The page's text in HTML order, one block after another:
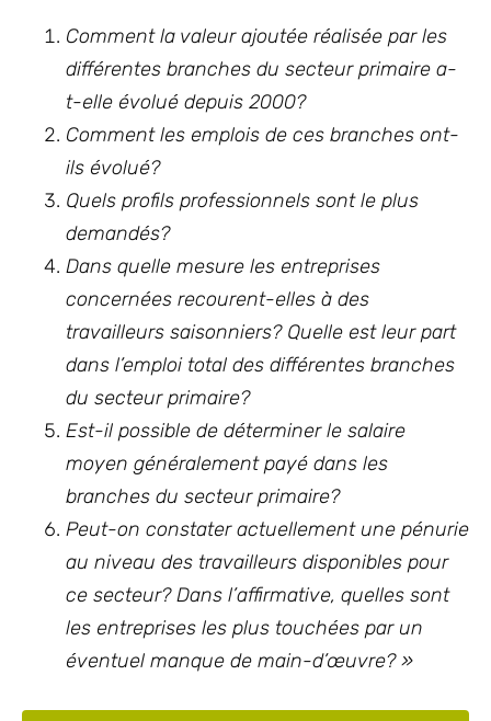
Comment la valeur ajoutée réalisée par les
différentes branches du secteur primaire a-
t-elle évolué depuis 2000?
Comment les emplois de ces branches ont-
ils évolué?
Quels profils professionnels sont le plus
demandés?
Dans quelle mesure les entreprises
concernées recourent-elles à des
travailleurs saisonniers? Quelle est leur part
dans l’emploi total des différentes branches
du secteur primaire?
Est-il possible de déterminer le salaire
moyen généralement payé dans les
branches du secteur primaire?
Peut-on constater actuellement une pénurie
au niveau des travailleurs disponibles pour
ce secteur? Dans l’affirmative, quelles sont
les entreprises les plus touchées par un
éventuel manque de main-d’œuvre?»